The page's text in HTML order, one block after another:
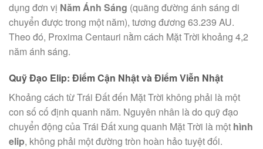
dụng đơn vị Năm Ánh Sáng (quãng đường ánh sáng di
chuyển được trong một năm), tương đương 63.239 AU.
Theo đó, Proxima Centauri nằm cách Mặt Trời khoảng 4,2
năm ánh sáng.
Quỹ Đạo Elip: Điểm Cận Nhật và Điểm Viễn Nhật
Khoảng cách từ Trái Đất đến Mặt Trời không phải là một
con số cố định quanh năm. Nguyên nhân là do quỹ đạo
chuyển động của Trái Đất xung quanh Mặt Trời là một hình
elip, không phải một đường tròn hoàn hảo tuyệt đối.